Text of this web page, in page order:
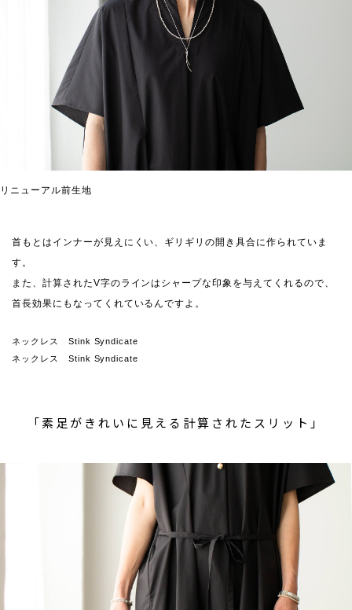
リニューアル前生地
首もとはインナーが見えにくい、ギリギリの開き具合に作られていま
す。
また、計算されたV字のラインはシャープな印象を与えてくれるので、
首長効果にもなってくれているんですよ。
ネックレス Stink Syndicate
ネックレス Stink Syndicate
「素足がきれいに見える計算されたスリット」